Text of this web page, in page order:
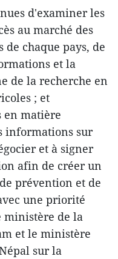
d'examiner les
au marché des
chaque pays, de
et la
de la recherche en
; et
en matière
informations sur
et à signer
afin de créer un
prévention et de
une priorité
ministère de la
et le ministère
sur la